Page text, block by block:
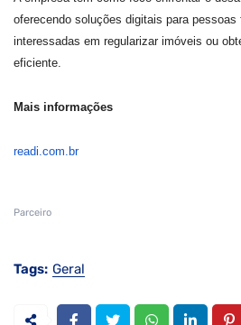
oferecendo soluções digitais para
interessadas em regularizar imóveis ou
eficiente.
Mais informações
readi.com.br
Parceiro
Tags: Geral